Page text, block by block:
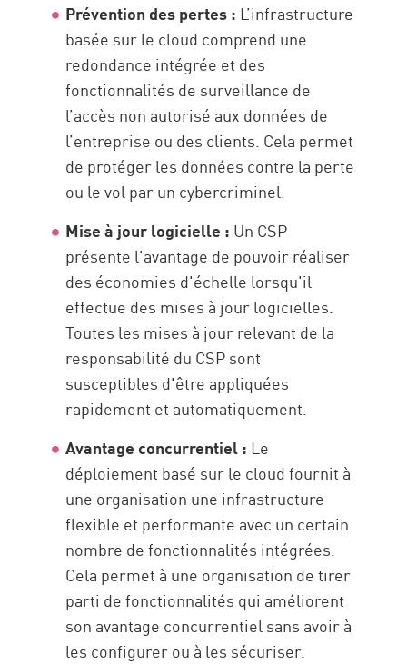
Prévention des pertes : L’infrastructure
basée sur le cloud comprend une
redondance intégrée et des
fonctionnalités de surveillance de
l’accès non autorisé aux données de
l’entreprise ou des clients. Cela permet
de protéger les données contre la perte
ou le vol par un cybercriminel.
Mise à jour logicielle : Un CSP
présente l'avantage de pouvoir réaliser
des économies d'échelle lorsqu'il
effectue des mises à jour logicielles.
Toutes les mises à jour relevant de la
responsabilité du CSP sont
susceptibles d'être appliquées
rapidement et automatiquement.
Avantage concurrentiel : Le
déploiement basé sur le cloud fournit à
une organisation une infrastructure
flexible et performante avec un certain
nombre de fonctionnalités intégrées.
Cela permet à une organisation de tirer
parti de fonctionnalités qui améliorent
son avantage concurrentiel sans avoir à
les configurer ou à les sécuriser.